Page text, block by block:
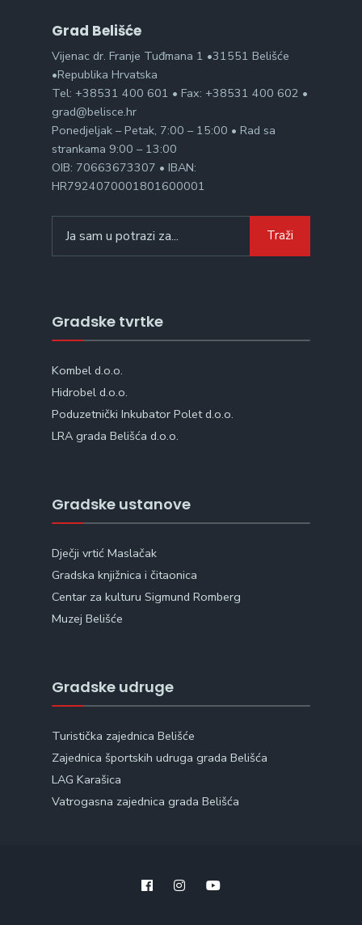
Grad Belišće
Vijenac dr. Franje Tuđmana 1 •31551 Belišće
•Republika Hrvatska
Tel: +38531 400 601 • Fax: +38531 400 602 •
grad@belisce.hr
Ponedjeljak – Petak, 7:00 – 15:00 • Rad sa
strankama 9:00 – 13:00
OIB: 70663673307 • IBAN:
HR7924070001801600001
for:
Traži
Gradske tvrtke
Kombel d.o.o.
Hidrobel d.o.o.
Poduzetnički Inkubator Polet d.o.o.
LRA grada Belišća d.o.o.
Gradske ustanove
Dječji vrtić Maslačak
Gradska knjižnica i čitaonica
Centar za kulturu Sigmund Romberg
Muzej Belišće
Gradske udruge
Turistička zajednica Belišće
Zajednica športskih udruga grada Belišća
LAG Karašica
Vatrogasna zajednica grada Belišća